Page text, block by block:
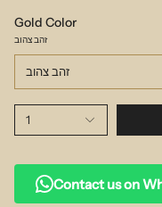
Gold Color
זהב צהוב
זהב צהוב
1
Contact us on